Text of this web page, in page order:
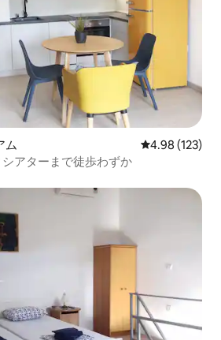
ム レビュー123
4.98 (123)
アターまで徒歩わずか